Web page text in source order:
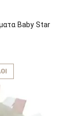
Baby Star